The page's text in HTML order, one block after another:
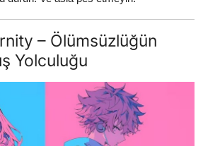
– Ölümsüzlüğün
Yolculuğu